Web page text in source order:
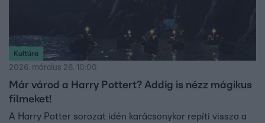
Kultúra
2026. március 26. 10:00
Már várod a Harry Pottert? Addig is nézz mágikus
filmeket!
A Harry Potter sorozat idén karácsonykor repíti vissza a